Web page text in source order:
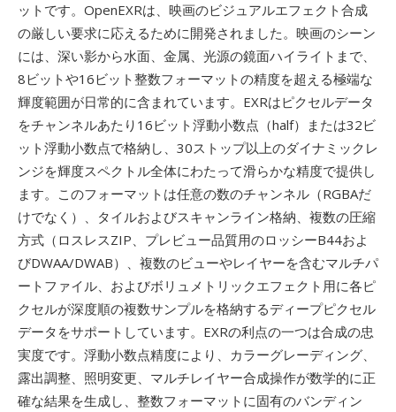
ットです。OpenEXRは、映画のビジュアルエフェクト合成
の厳しい要求に応えるために開発されました。映画のシーン
には、深い影から水面、金属、光源の鏡面ハイライトまで、
8ビットや16ビット整数フォーマットの精度を超える極端な
輝度範囲が日常的に含まれています。EXRはピクセルデータ
をチャンネルあたり16ビット浮動小数点（half）または32ビ
ット浮動小数点で格納し、30ストップ以上のダイナミックレ
ンジを輝度スペクトル全体にわたって滑らかな精度で提供し
ます。このフォーマットは任意の数のチャンネル（RGBAだ
けでなく）、タイルおよびスキャンライン格納、複数の圧縮
方式（ロスレスZIP、プレビュー品質用のロッシーB44およ
びDWAA/DWAB）、複数のビューやレイヤーを含むマルチパ
ートファイル、およびボリュメトリックエフェクト用に各ピ
クセルが深度順の複数サンプルを格納するディープピクセル
データをサポートしています。EXRの利点の一つは合成の忠
実度です。浮動小数点精度により、カラーグレーディング、
露出調整、照明変更、マルチレイヤー合成操作が数学的に正
確な結果を生成し、整数フォーマットに固有のバンディン